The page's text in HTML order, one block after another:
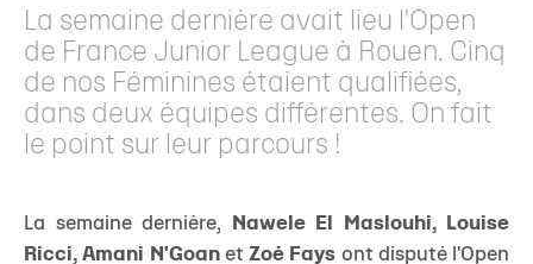
La semaine dernière avait lieu l'Open
de France Junior League à Rouen. Cinq
de nos Féminines étaient qualifiées,
dans deux équipes différentes. On fait
le point sur leur parcours !
La semaine dernière,
Nawele El Maslouhi, Louise
Ricci, Amani N'Goanet Zoé Fays ont disputé l'Open